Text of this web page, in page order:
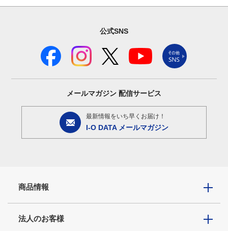
公式SNS
メールマガジン 配信サービス
最新情報をいち早くお届け！
I-O DATA メールマガジン
商品情報
法人のお客様